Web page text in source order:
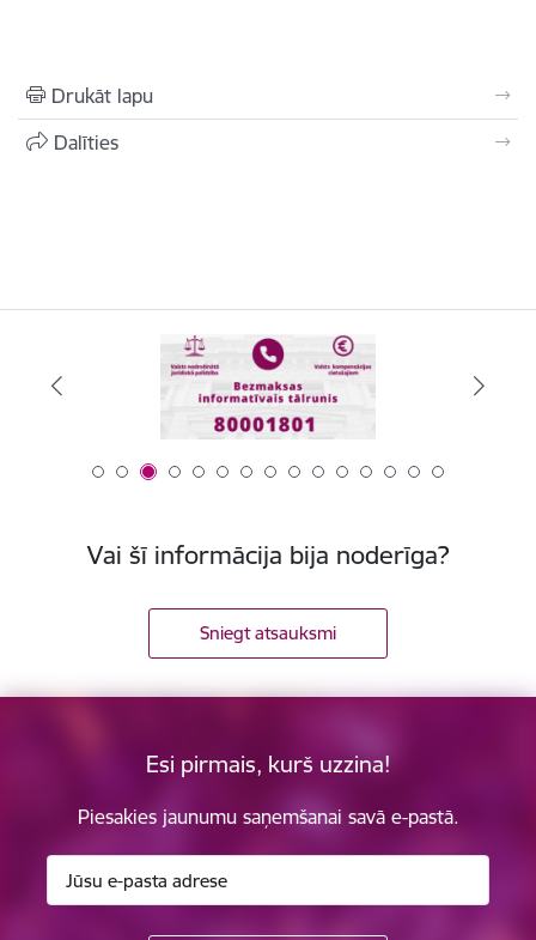
Drukāt lapu
Dalīties
Vai šī informācija bija noderīga?
Sniegt atsauksmi
Esi pirmais, kurš uzzina!
Piesakies jaunumu saņemšanai savā e-pastā.